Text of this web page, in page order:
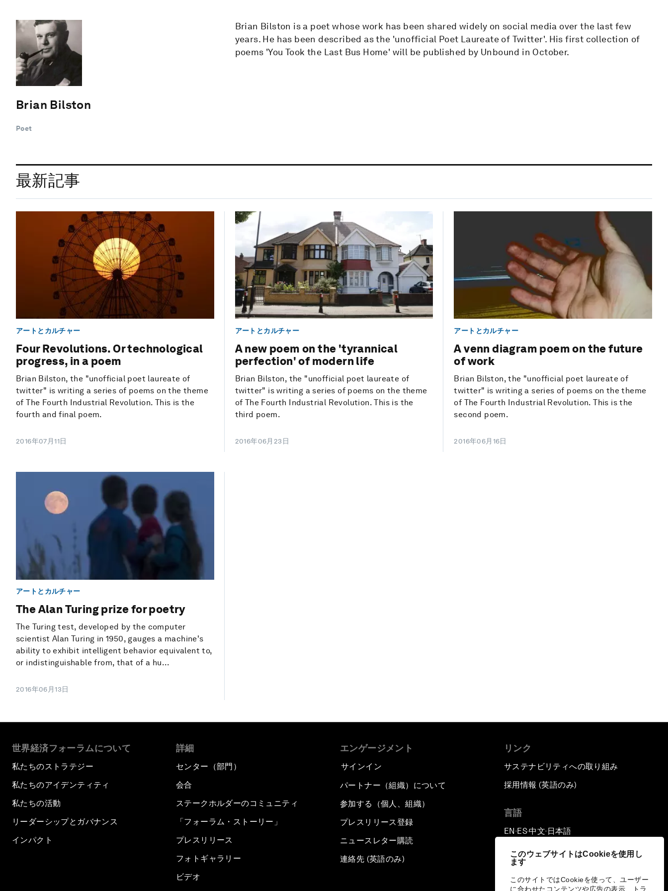
このウェブサイトはCookieを使用し
ます
このサイトではCookieを使って、ユーザー
に合わせたコンテンツや広告の表示、トラ
Brian Bilston
Poet
Brian Bilston is a poet whose work has been shared widely on social media over the last few
years. He has been described as the 'unofficial Poet Laureate of Twitter'. His first collection of
poems 'You Took the Last Bus Home' will be published by Unbound in October.
最新記事
アートとカルチャー
Four Revolutions. Or technological
progress, in a poem
Brian Bilston, the "unofficial poet laureate of
twitter" is writing a series of poems on the theme
of The Fourth Industrial Revolution. This is the
fourth and final poem.
2016年07月11日
アートとカルチャー
A new poem on the 'tyrannical
perfection' of modern life
Brian Bilston, the "unofficial poet laureate of
twitter" is writing a series of poems on the theme
of The Fourth Industrial Revolution. This is the
third poem.
2016年06月23日
アートとカルチャー
A venn diagram poem on the future
of work
Brian Bilston, the "unofficial poet laureate of
twitter" is writing a series of poems on the theme
of The Fourth Industrial Revolution. This is the
second poem.
2016年06月16日
アートとカルチャー
The Alan Turing prize for poetry
The Turing test, developed by the computer
scientist Alan Turing in 1950, gauges a machine's
ability to exhibit intelligent behavior equivalent to,
or indistinguishable from, that of a hu...
2016年06月13日
世界経済フォーラムについて
私たちのストラテジー
私たちのアイデンティティ
私たちの活動
リーダーシップとガバナンス
インパクト
詳細
センター（部門）
会合
ステークホルダーのコミュニティ
「フォーラム・ストーリー」
プレスリリース
フォトギャラリー
ビデオ
エンゲージメント
サインイン
パートナー（組織）について
参加する（個人、組織）
プレスリリース登録
ニュースレター購読
連絡先 (英語のみ)
リンク
サステナビリティへの取り組み
採用情報 (英語のみ)
言語
EN ▪ ES▪中文▪ 日本語